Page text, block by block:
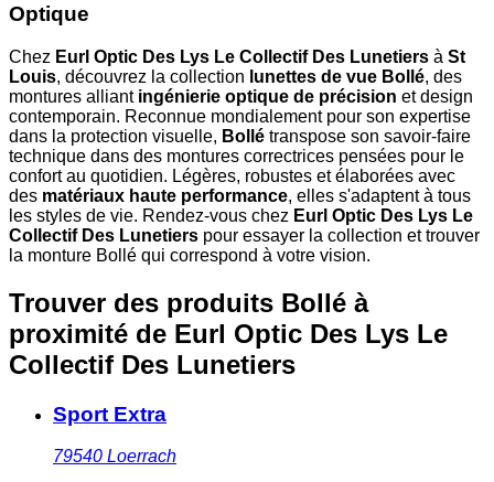
Optique
Chez Eurl Optic Des Lys Le Collectif Des Lunetiers à St
Louis, découvrez la collection lunettes de vue Bollé, des
montures alliant ingénierie optique de précision et design
contemporain. Reconnue mondialement pour son expertise
dans la protection visuelle, Bollé transpose son savoir-faire
technique dans des montures correctrices pensées pour le
confort au quotidien. Légères, robustes et élaborées avec
des matériaux haute performance, elles s'adaptent à tous
les styles de vie. Rendez-vous chez Eurl Optic Des Lys Le
Collectif Des Lunetiers pour essayer la collection et trouver
la monture Bollé qui correspond à votre vision.
Trouver des produits Bollé à
proximité de Eurl Optic Des Lys Le
Collectif Des Lunetiers
Sport Extra
79540 Loerrach